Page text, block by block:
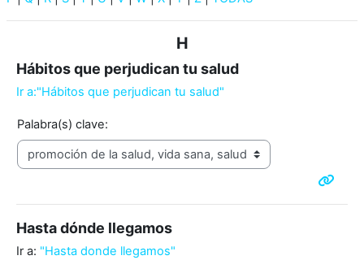
H
Hábitos que perjudican tu salud
Ir a:"Hábitos que perjudican tu salud"
Palabra(s) clave:
Hasta dónde llegamos
Ir a: "Hasta donde llegamos"